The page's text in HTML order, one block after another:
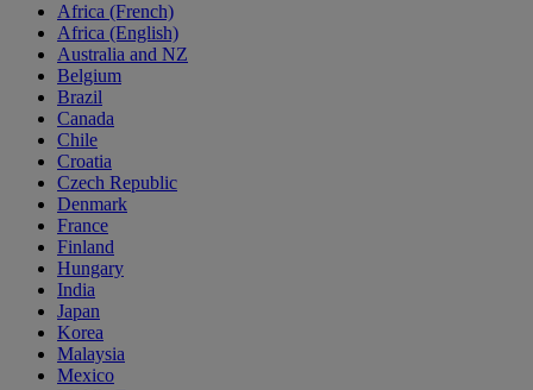
Africa (French)
Africa (English)
Australia and NZ
Belgium
Brazil
Canada
Chile
Croatia
Czech Republic
Denmark
France
Finland
Hungary
India
Japan
Korea
Malaysia
Mexico